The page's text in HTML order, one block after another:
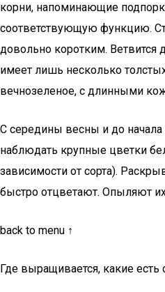
корни, напоминающие
соответствующую функцию.
довольно коротким. Ветвится
имеет лишь несколько
вечнозеленое, с длинными
С середины весны и до
наблюдать крупные цветки
зависимости от сорта).
быстро отцветают. Опыляют
back to menu ↑
Где выращивается, какие есть